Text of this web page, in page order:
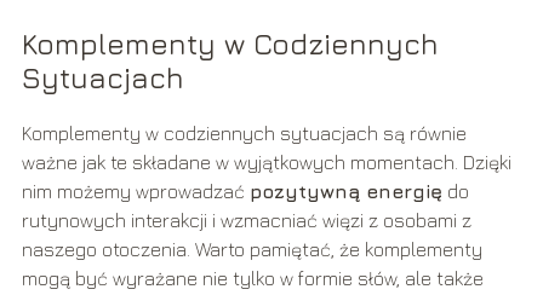
Komplementy w Codziennych
Sytuacjach
Komplementy w codziennych sytuacjach są równie
ważne jak te składane w wyjątkowych momentach. Dzięki
nim możemy wprowadzać pozytywną energię do
rutynowych interakcji i wzmacniać więzi z osobami z
naszego otoczenia. Warto pamiętać, że komplementy
mogą być wyrażane nie tylko w formie słów, ale także